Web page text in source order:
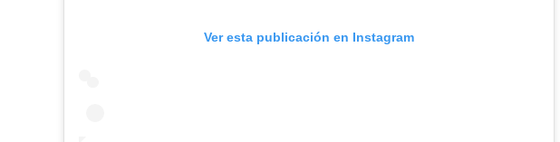
Ver esta publicación en Instagram